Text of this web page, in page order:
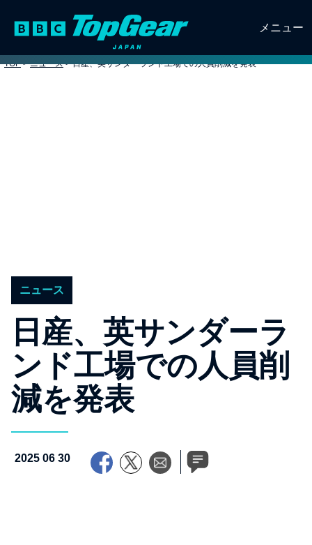
メニュー
TOP > ニュース > 日産、英サンダーランド工場での人員削減を発表
ニュース
日産、英サンダーラ
ンド工場での人員削
減を発表
2025 06 30